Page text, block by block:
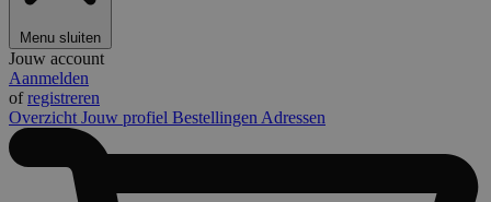
Menu sluiten
Jouw account
Aanmelden
ofregistreren
Overzicht Jouw profiel Bestellingen Adressen